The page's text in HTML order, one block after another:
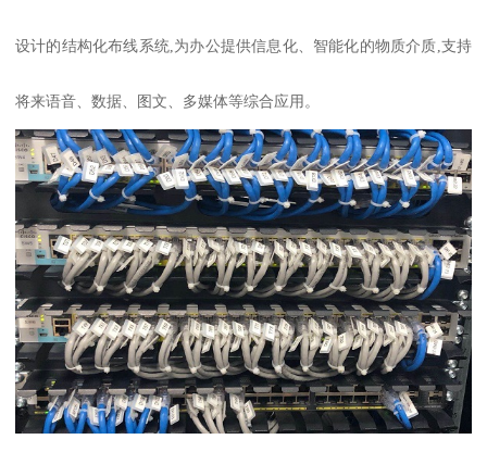
设计的结构化布线系统,为办公提供信息化、智能化的物质介质,支持
将来语音、数据、图文、多媒体等综合应用。